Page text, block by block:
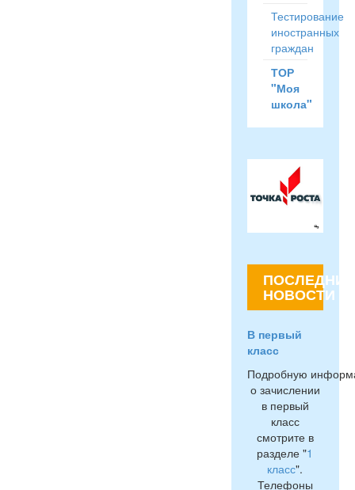
Тестирование
иностранных
граждан
ТОР
"Моя
школа"
ПОСЛЕДНИЕ
НОВОСТИ
В первый
класс
Подробную
о зачислении
в первый
класс
смотрите в
разделе "1
класс".
Телефоны